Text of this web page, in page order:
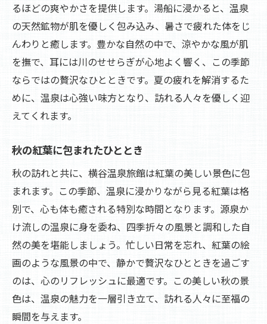
るほどの爽やかさを提供します。湯船に浸かると、温泉
の天然鉱物が肌を優しく包み込み、暑さで疲れた体をじ
んわりと癒します。豊かな自然の中で、涼やかな風が肌
を撫で、耳には川のせせらぎが心地よく響く、この季節
ならではの贅沢なひとときです。夏の疲れを解消するた
めに、温泉は心強い味方となり、訪れる人々を優しく迎
えてくれます。
秋の紅葉に包まれたひととき
秋の訪れと共に、横谷温泉旅館は紅葉の美しい景色に包
まれます。この季節、温泉に浸かりながら見る紅葉は格
別で、心も体も癒される特別な時間となります。源泉か
け流しの温泉に身を委ね、四季折々の風景と調和した自
然の美を堪能しましょう。忙しい日常を忘れ、紅葉の絵
画のような風景の中で、静かで贅沢なひとときを過ごす
のは、心のリフレッシュに最適です。この美しい秋の景
色は、温泉の魅力を一層引き立て、訪れる人々に至福の
瞬間を与えます。